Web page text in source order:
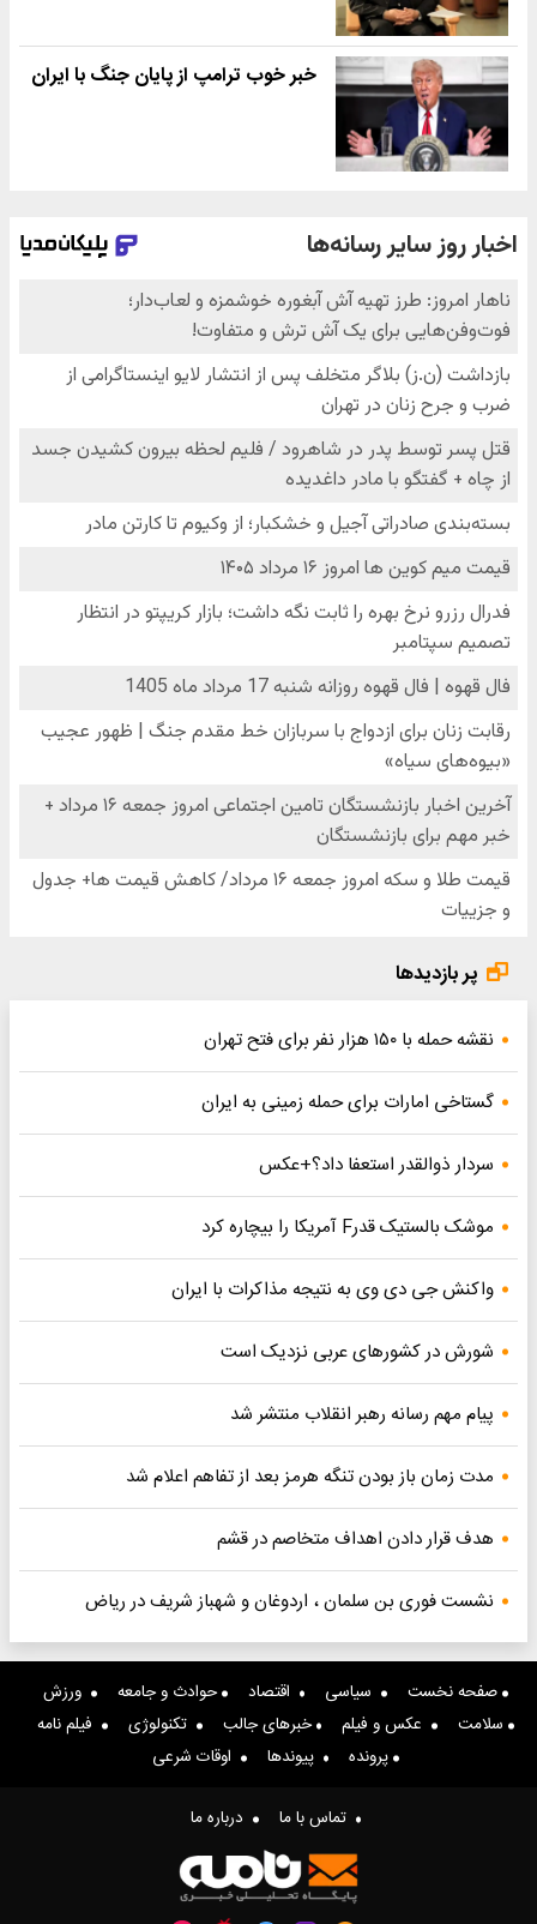
خبر خوب ترامپ از پایان جنگ با ایران
پر بازدیدها
نقشه حمله با ۱۵۰ هزار نفر برای فتح تهران
گستاخی امارات برای حمله زمینی به ایران
سردار ذوالقدر استعفا داد؟+عکس
موشک بالستیک قدرF آمریکا را بیچاره کرد
واکنش جی دی وی به نتیجه مذاکرات با ایران
شورش در کشورهای عربی نزدیک است
پیام مهم رسانه رهبر انقلاب منتشر شد
مدت زمان باز بودن تنگه هرمز بعد از تفاهم اعلام شد
هدف قرار دادن اهداف متخاصم در قشم
نشست فوری بن سلمان ، اردوغان و شهباز شریف در ریاض
صفحه نخست سیاسی اقتصاد حوادث و جامعه
ورزش
سلامت
عکس و فیلم خبرهای جالب تکنولوژی
فیلم نامه
پرونده
پیوندها اوقات شرعی
تماس با ما درباره ما